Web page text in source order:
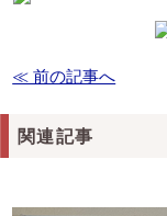
≪ 前の記事へ
関連記事